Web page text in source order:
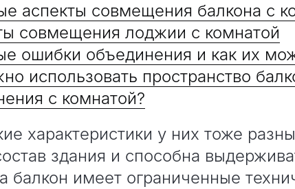
аспекты совмещения балкона с
совмещения лоджии с комнатой
ошибки объединения и как их
использовать пространство
с комнатой?
характеристики у них тоже
здания и способна
балкон имеет ограниченные